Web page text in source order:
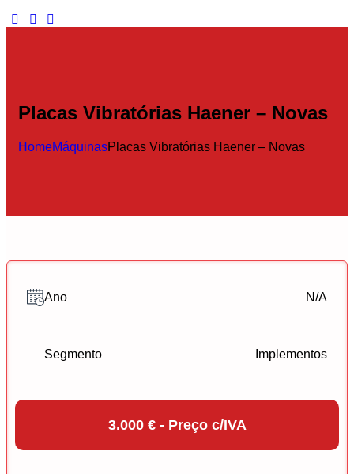
Placas Vibratórias Haener – Novas
HomeMáquinasPlacas Vibratórias Haener – Novas
Ano N/A
Segmento Implementos
3.000 € - Preço c/IVA